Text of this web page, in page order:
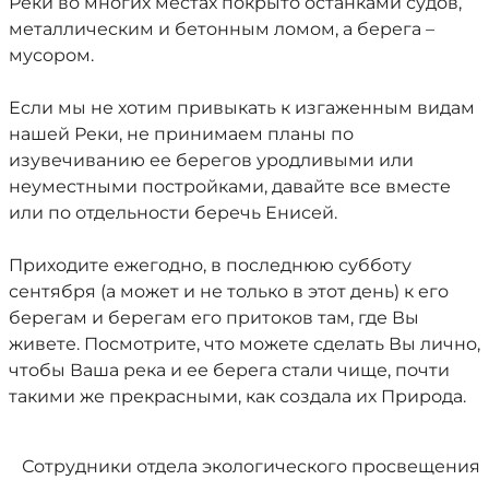
металлическим и бетонным ломом, а берега –
мусором.
Если мы не хотим привыкать к изгаженным видам
нашей Реки, не принимаем планы по
изувечиванию ее берегов уродливыми или
неуместными постройками, давайте все вместе
или по отдельности беречь Енисей.
Приходите ежегодно, в последнюю субботу
сентября (а может и не только в этот день) к его
берегам и берегам его притоков там, где Вы
живете. Посмотрите, что можете сделать Вы лично,
чтобы Ваша река и ее берега стали чище, почти
такими же прекрасными, как создала их Природа.
Сотрудники отдела экологического просвещения